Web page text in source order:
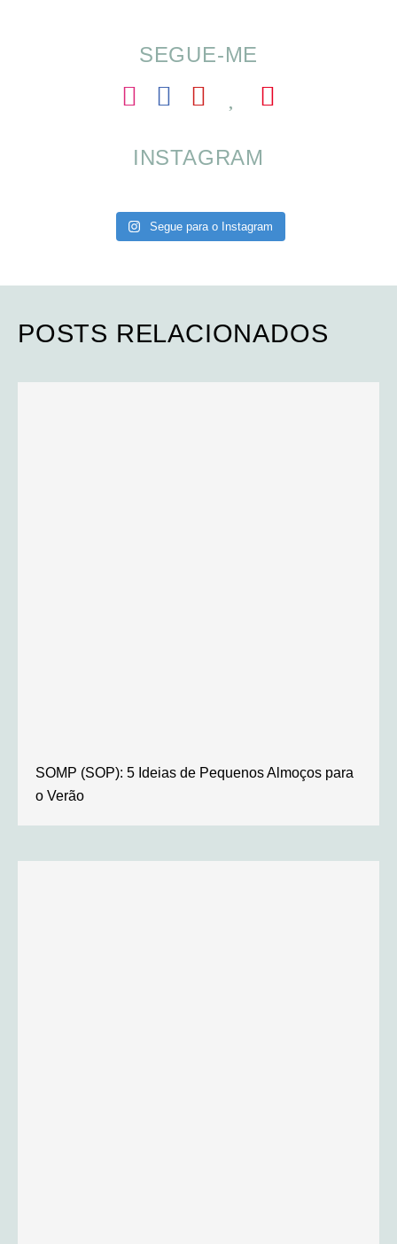
SEGUE-ME
INSTAGRAM
Segue para o Instagram
POSTS RELACIONADOS
SOMP (SOP): 5 Ideias de Pequenos Almoços para
o Verão